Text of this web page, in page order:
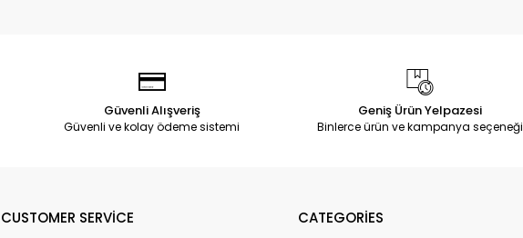
Güvenli Alışveriş
Güvenli ve kolay ödeme sistemi
Geniş Ürün Yelpazesi
Binlerce ürün ve kampanya seçeneği
CUSTOMER SERVİCE CATEGORİES